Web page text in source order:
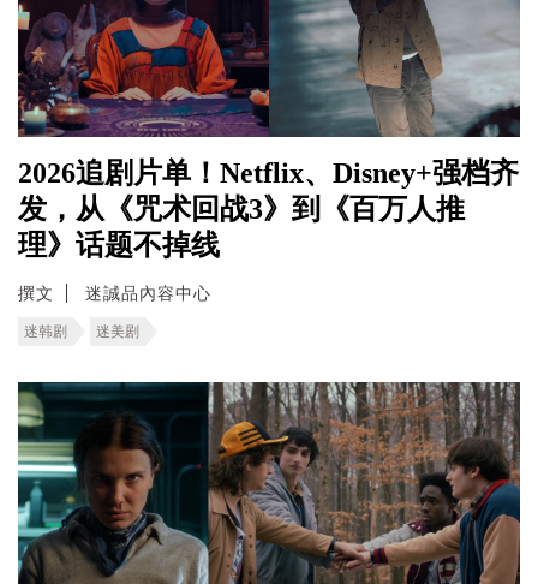
2026追剧片单！Netflix、Disney+强档齐
发，从《咒术回战3》到《百万人推
理》话题不掉线
撰文 迷誠品內容中心
迷韩剧 迷美剧